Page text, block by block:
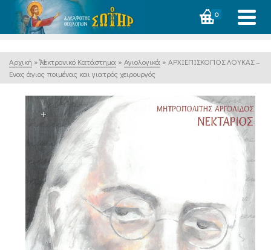
0
Αρχική » Ἠλεκτρονικό Κατάστημα » Αγιολογικά » ΑΡΧΙΕΠΙΣΚΟΠΟΣ ΛΟΥΚΑΣ –
Ενας άγιος ποιμένας και γιατρός χειρουργός